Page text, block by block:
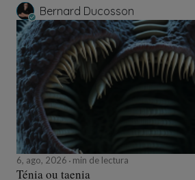
Bernard Ducosson
6, ago, 2026 min de lectura
Ténia ou taenia